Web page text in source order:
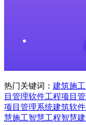
热门关键词： 建筑施
目管理软件工程项目
项目管理系统建筑软件
慧施工智慧工程智慧